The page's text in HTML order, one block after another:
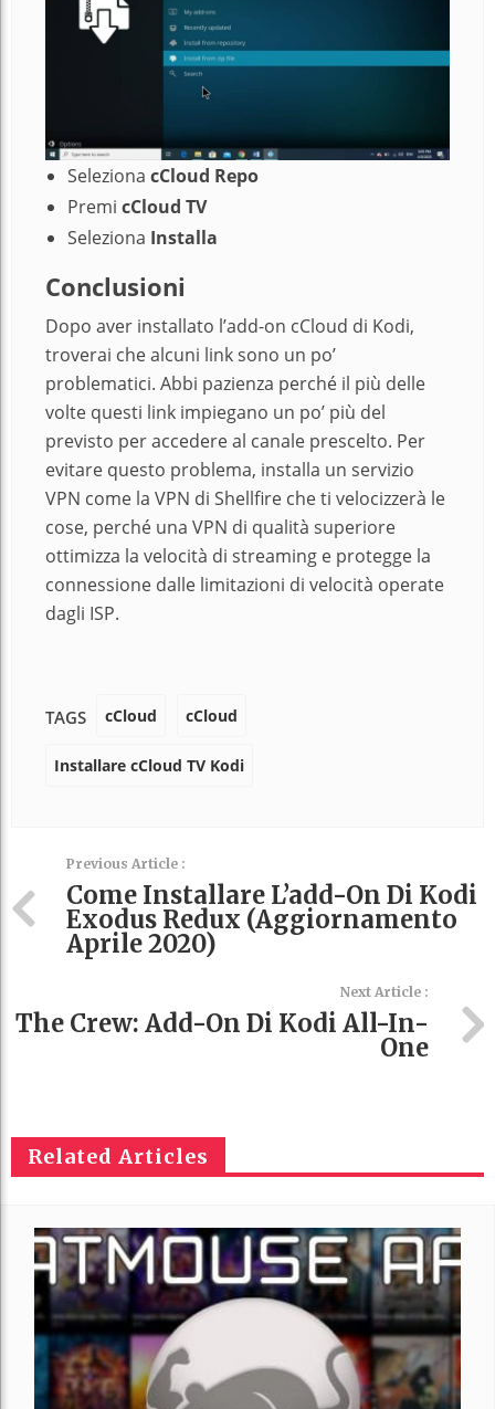
Seleziona cCloud Repo
Premi cCloud TV
Seleziona Installa
Conclusioni
Dopo aver installato l’add-on cCloud di Kodi,
troverai che alcuni link sono un po’
problematici. Abbi pazienza perché il più delle
volte questi link impiegano un po’ più del
previsto per accedere al canale prescelto. Per
evitare questo problema, installa un servizio
VPN come la VPN di Shellfire che ti velocizzerà le
cose, perché una VPN di qualità superiore
ottimizza la velocità di streaming e protegge la
connessione dalle limitazioni di velocità operate
dagli ISP.
TAGS cCloud cCloud
Installare cCloud TV Kodi
Previous Article :
Come Installare L’add-On Di Kodi
Exodus Redux (aggiornamento
Aprile 2020)
Next Article :
The Crew: Add-On Di Kodi All-In-
One
Related Articles